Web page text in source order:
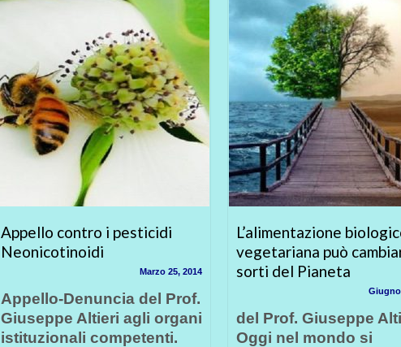
Appello contro i pesticidi
Neonicotinoidi
Marzo 25, 2014
Appello-Denuncia del Prof.
Giuseppe Altieri agli organi
istituzionali competenti.
L’alimentazione
vegetariana può
sorti del Pianeta
Giugno
del Prof. Giuseppe
Oggi nel mondo si